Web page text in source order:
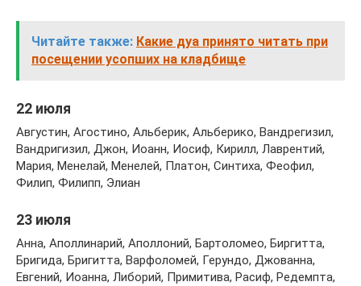
Читайте также: Какие дуа принято читать при
посещении усопших на кладбище
22 июля
Августин, Агостино, Альберик, Альберико, Вандрегизил,
Вандригизил, Джон, Иоанн, Иосиф, Кирилл, Лаврентий,
Мария, Менелай, Менелей, Платон, Синтиха, Феофил,
Филип, Филипп, Элиан
23 июля
Анна, Аполлинарий, Аполлоний, Бартоломео, Биргитта,
Бригида, Бригитта, Варфоломей, Герундо, Джованна,
Евгений, Иоанна, Либорий, Примитива, Расиф, Редемпта,